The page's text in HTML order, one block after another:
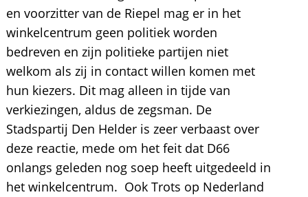
en voorzitter van de Riepel mag er in het
winkelcentrum geen politiek worden
bedreven en zijn politieke partijen niet
welkom als zij in contact willen komen met
hun kiezers. Dit mag alleen in tijde van
verkiezingen, aldus de zegsman. De
Stadspartij Den Helder is zeer verbaast over
deze reactie, mede om het feit dat D66
onlangs geleden nog soep heeft uitgedeeld in
het winkelcentrum. Ook Trots op Nederland